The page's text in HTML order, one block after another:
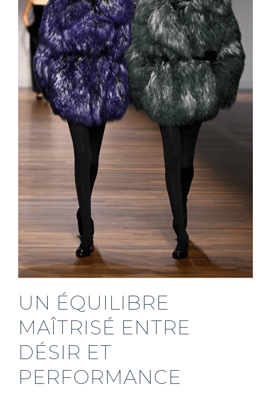
UN ÉQUILIBRE
MAÎTRISÉ ENTRE
DÉSIR ET
PERFORMANCE